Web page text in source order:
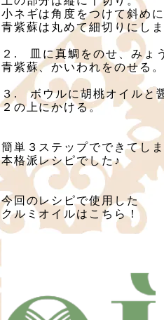
小ネギは角度をつけて斜め
青紫蘇は丸めて細切りにしま
２.　皿に真鯛をのせ、みょ
青紫蘇、かいわれをのせる。
３.　ボウルに胡桃オイルと
２の上にかける。
簡単３ステップでできてし
本格派レシピでした♪
今回のレシピで使用した
クルミオイルはこちら！